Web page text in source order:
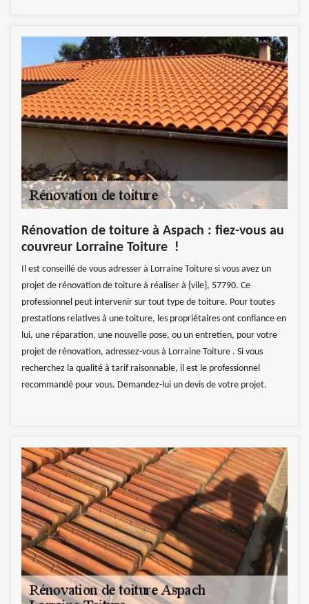
Rénovation de toiture à Aspach : fiez-vous au
couvreur Lorraine Toiture !
Il est conseillé de vous adresser à Lorraine Toiture si vous avez un
projet de rénovation de toiture à réaliser à {vile}, 57790. Ce
professionnel peut intervenir sur tout type de toiture. Pour toutes
prestations relatives à une toiture, les propriétaires ont confiance en
lui, une réparation, une nouvelle pose, ou un entretien, pour votre
projet de rénovation, adressez-vous à Lorraine Toiture . Si vous
recherchez la qualité à tarif raisonnable, il est le professionnel
recommandé pour vous. Demandez-lui un devis de votre projet.